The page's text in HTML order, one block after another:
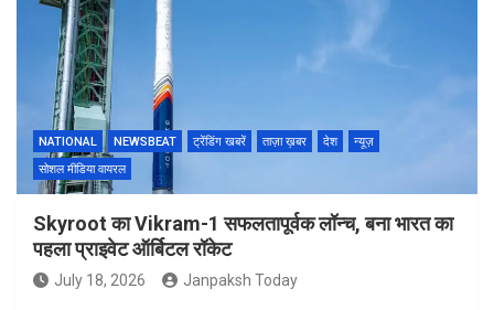
NATIONAL NEWSBEAT ट्रेंडिंग खबरें ताज़ा ख़बर देश
न्यूज़
सोशल मीडिया वायरल
Skyroot का Vikram-1 सफलतापूर्वक लॉन्च, बना भारत का
पहला प्राइवेट ऑर्बिटल रॉकेट
July 18, 2026 Janpaksh Today